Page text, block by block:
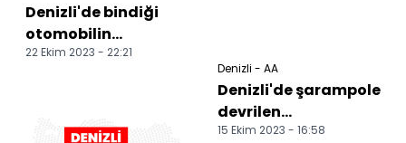
Denizli'de bindiği
otomobilin
sürücüsünü
22 Ekim 2023 - 22:21
Denizli - AA
Denizli'de şarampole
devrilen
otomobildeki anne
15 Ekim 2023 - 16:58